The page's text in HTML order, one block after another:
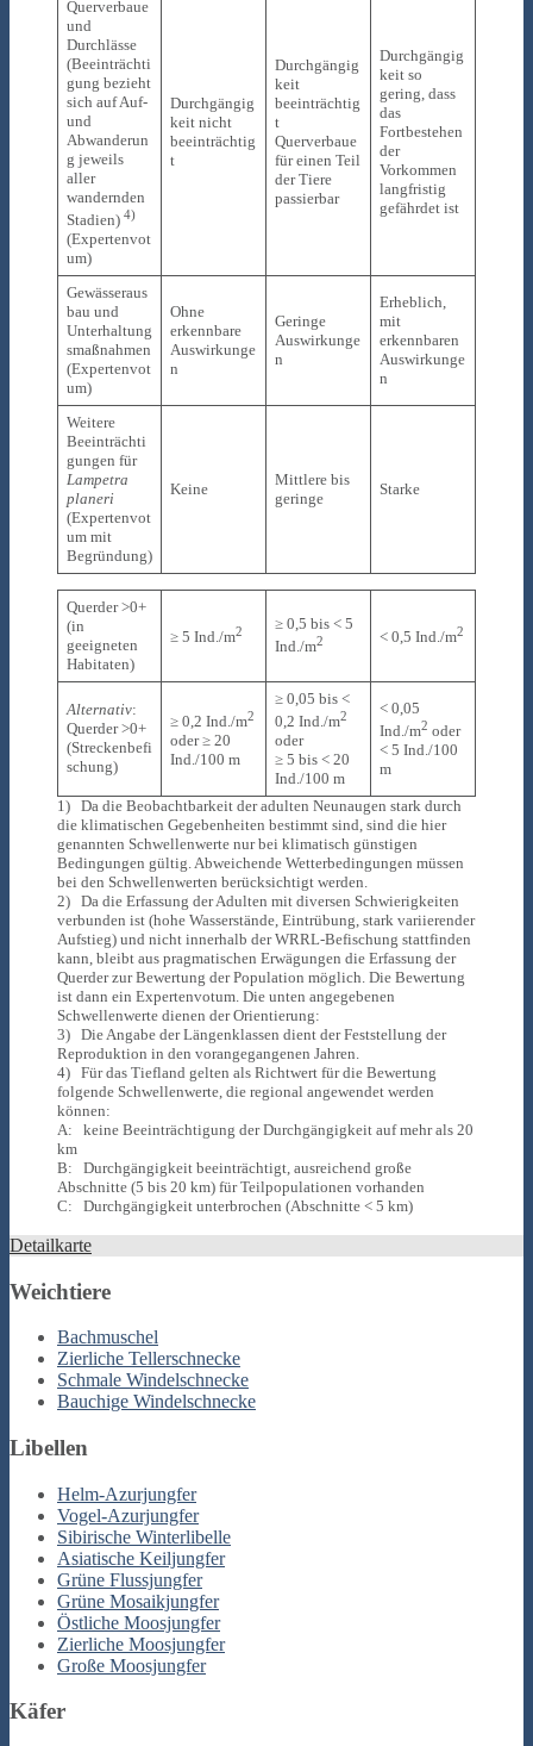
Querverbaue
und
Durchlässe
(Beeinträchti
gung bezieht
sich auf Auf-
und
Abwanderun
g jeweils
aller
wandernden
Stadien) 4)
(Expertenvot
um)
Durchgängig
keit nicht
beeinträchtig
t
Durchgängig
keit
beeinträchtig
t
Querverbaue
für einen Teil
der Tiere
passierbar
Durchgängig
keit so
gering, dass
das
Fortbestehen
der
Vorkommen
langfristig
gefährdet ist
Gewässeraus
bau und
Unterhaltung
smaßnahmen
(Expertenvot
um)
Ohne
erkennbare
Auswirkunge
n
Geringe
Auswirkunge
n
Erheblich,
mit
erkennbaren
Auswirkunge
n
Weitere
Beeinträchti
gungen für
Lampetra
planeri
(Expertenvot
um mit
Begründung)
Keine
Mittlere bis
geringe
Starke
Querder >0+
(in
geeigneten
Habitaten)
≥ 5 Ind./m2
≥ 0,5 bis < 5
Ind./m2 < 0,5 Ind./m2
Alternativ:
Querder >0+
(Streckenbefi
schung)
≥ 0,2 Ind./m2
oder ≥ 20
Ind./100 m
≥ 0,05 bis <
0,2 Ind./m2
oder
≥ 5 bis < 20
Ind./100 m
< 0,05
Ind./m2 oder
< 5 Ind./100
m
1) Da die Beobachtbarkeit der adulten Neunaugen stark durch
die klimatischen Gegebenheiten bestimmt sind, sind die hier
genannten Schwellenwerte nur bei klimatisch günstigen
Bedingungen gültig. Abweichende Wetterbedingungen müssen
bei den Schwellenwerten berücksichtigt werden.
2) Da die Erfassung der Adulten mit diversen Schwierigkeiten
verbunden ist (hohe Wasserstände, Eintrübung, stark variierender
Aufstieg) und nicht innerhalb der WRRL-Befischung stattfinden
kann, bleibt aus pragmatischen Erwägungen die Erfassung der
Querder zur Bewertung der Population möglich. Die Bewertung
ist dann ein Expertenvotum. Die unten angegebenen
Schwellenwerte dienen der Orientierung:
3) Die Angabe der Längenklassen dient der Feststellung der
Reproduktion in den vorangegangenen Jahren.
4) Für das Tiefland gelten als Richtwert für die Bewertung
folgende Schwellenwerte, die regional angewendet werden
können:
A: keine Beeinträchtigung der Durchgängigkeit auf mehr als 20
km
B: Durchgängigkeit beeinträchtigt, ausreichend große
Abschnitte (5 bis 20 km) für Teilpopulationen vorhanden
C: Durchgängigkeit unterbrochen (Abschnitte < 5 km)
Detailkarte
Weichtiere
Bachmuschel
Zierliche Tellerschnecke
Schmale Windelschnecke
Bauchige Windelschnecke
Libellen
Helm-Azurjungfer
Vogel-Azurjungfer
Sibirische Winterlibelle
Asiatische Keiljungfer
Grüne Flussjungfer
Grüne Mosaikjungfer
Östliche Moosjungfer
Zierliche Moosjungfer
Große Moosjungfer
Käfer